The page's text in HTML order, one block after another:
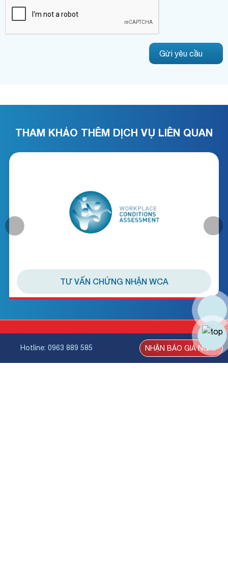
Gửi yêu cầu
THAM KHẢO THÊM DỊCH VỤ LIÊN QUAN
TƯ VẤN CHỨNG NHẬN WCA
CÔNG TY CP TƯ VẤN CHỨNG NHẬN QUỐC
Hotline: 0963 889 585 NHẬN BÁO GIÁ NGAY